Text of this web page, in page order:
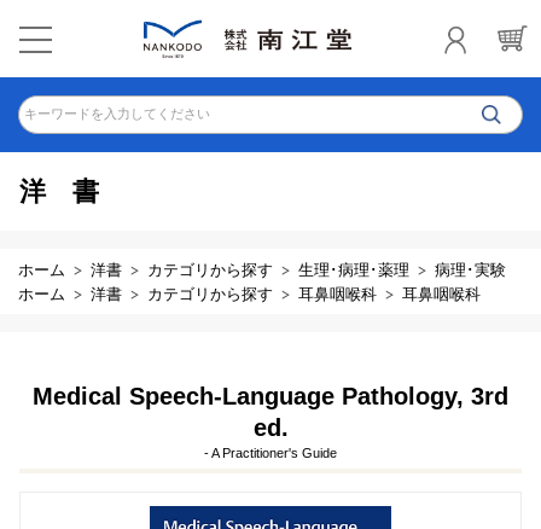
キーワードを入力してください
洋書
ホーム 洋書 カテゴリから探す 生理･病理･薬理
病理･実験
ホーム
洋書 カテゴリから探す 耳鼻咽喉科 耳鼻咽喉科
Medical Speech-Language Pathology, 3rd
ed.
- A Practitioner's Guide